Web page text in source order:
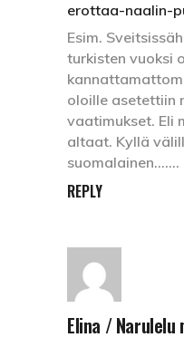
erottaa-naalin-
Esim.
turkisten vuoksi
oloille asetettiin
vaatimukset. Eli
altaat. Kyllä
suomalainen…….
REPLY
Elina / Narulelu